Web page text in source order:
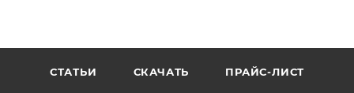
СТАТЬИ СКАЧАТЬ ПРАЙС-ЛИСТ